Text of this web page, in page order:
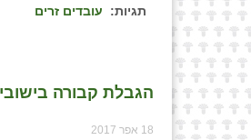
תגיות: עובדים זרים
הגבלת קבורה
18 אפר 2017